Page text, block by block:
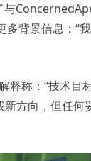
背景信息：“
称：“技术目
新方向，但任